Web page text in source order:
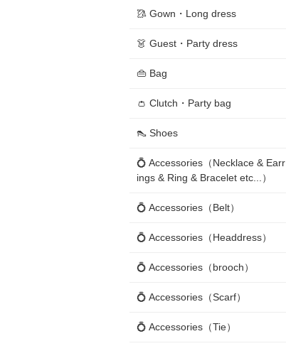
🥻 Gown・Long dress
👗 Guest・Party dress
👜 Bag
👛 Clutch・Party bag
👠 Shoes
💍 Accessories（Necklace & Earr
ings & Ring & Bracelet etc...）
💍 Accessories（Belt）
💍 Accessories（Headdress）
💍 Accessories（brooch）
💍 Accessories（Scarf）
💍 Accessories（Tie）